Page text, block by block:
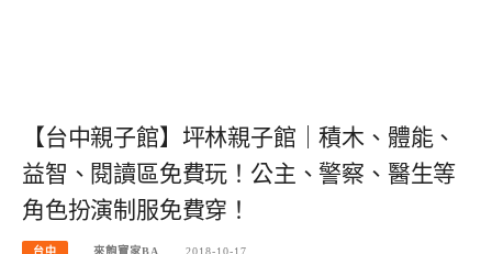
【台中親子館】坪林親子館｜積木、體能、
益智、閱讀區免費玩！公主、警察、醫生等
角色扮演制服免費穿！
台中 來飽寶家BA 2018-10-17